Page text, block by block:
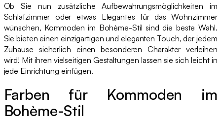
Ob Sie nun zusätzliche Aufbewahrungsmöglichkeiten im
Schlafzimmer oder etwas Elegantes für das Wohnzimmer
wünschen, Kommoden im Bohème-Stil sind die beste Wahl.
Sie bieten einen einzigartigen und eleganten Touch, der jedem
Zuhause sicherlich einen besonderen Charakter verleihen
wird! Mit ihren vielseitigen Gestaltungen lassen sie sich leicht in
jede Einrichtung einfügen.
Farben für Kommoden im
Bohème-Stil